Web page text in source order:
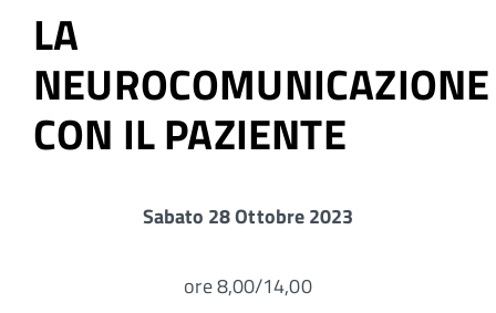
LA
NEUROCOMUNICAZIONE
CON IL PAZIENTE
Sabato 28 Ottobre 2023
ore 8,00/14,00